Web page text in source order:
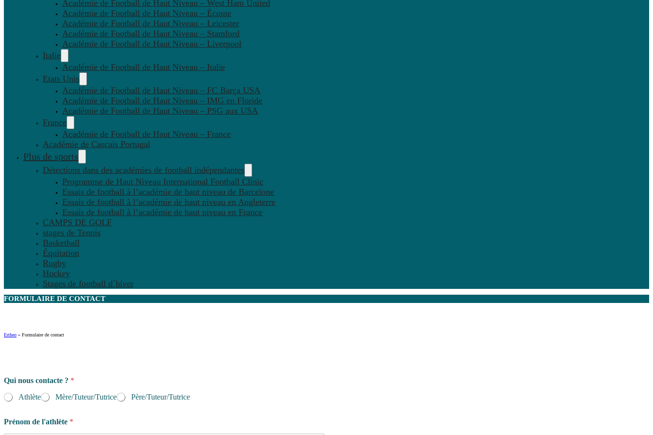
Académie de Football de Haut Niveau – West Ham United
Académie de Football de Haut Niveau – Écosse
Académie de Football de Haut Niveau – Leicester
Académie de Football de Haut Niveau – Stamford
Académie de Football de Haut Niveau – Liverpool
Italie
Académie de Football de Haut Niveau – Italie
Etats Unis
Académie de Football de Haut Niveau – FC Barça USA
Académie de Football de Haut Niveau – IMG en Floride
Académie de Football de Haut Niveau – PSG aux USA
France
Académie de Football de Haut Niveau – France
Académie de Cascais Portugal
Plus de sports
Détections dans des académies de football indépendantes
Programme de Haut Niveau International Football Clinic
Essais de football à l’académie de haut niveau de Barcelone
Essais de football à l’académie de haut niveau en Angleterre
Essais de football à l’académie de haut niveau en France
CAMPS DE GOLF
stages de Tennis
Basketball
Équitation
Rugby
Hockey
Stages de football d´hiver
FORMULAIRE DE CONTACT
Ertheo » Formulaire de contact
Qui nous contacte ? *
Athlète
Mère/Tuteur/Tutrice Père/Tuteur/Tutrice
Prénom de l'athlète *